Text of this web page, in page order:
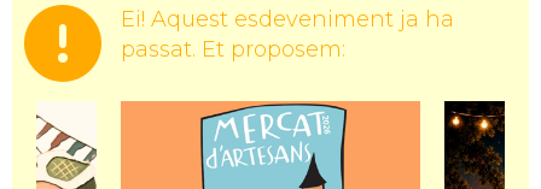
Ei! Aquest esdeveniment ja ha
passat. Et proposem: